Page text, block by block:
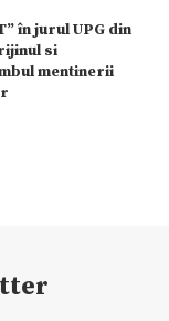
în jurul UPG din
si
mentinerii